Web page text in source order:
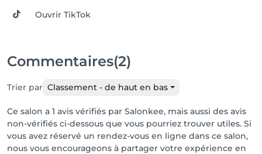
Ouvrir TikTok
Commentaires(2)
Trier par Classement - de haut en bas
Ce salon a 1 avis vérifiés par Salonkee, mais aussi des avis
non-vérifiés ci-dessous que vous pourriez trouver utiles. Si
vous avez réservé un rendez-vous en ligne dans ce salon,
nous vous encourageons à partager votre expérience en